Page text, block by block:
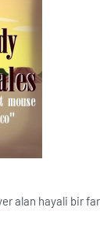
alan hayali bir